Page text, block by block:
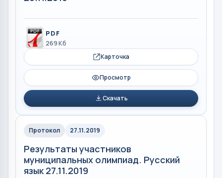
PDF
269 Кб
Карточка
Просмотр
Скачать
Протокол 27.11.2019
Результаты участников
муниципальных олимпиад. Русский
язык 27.11.2019